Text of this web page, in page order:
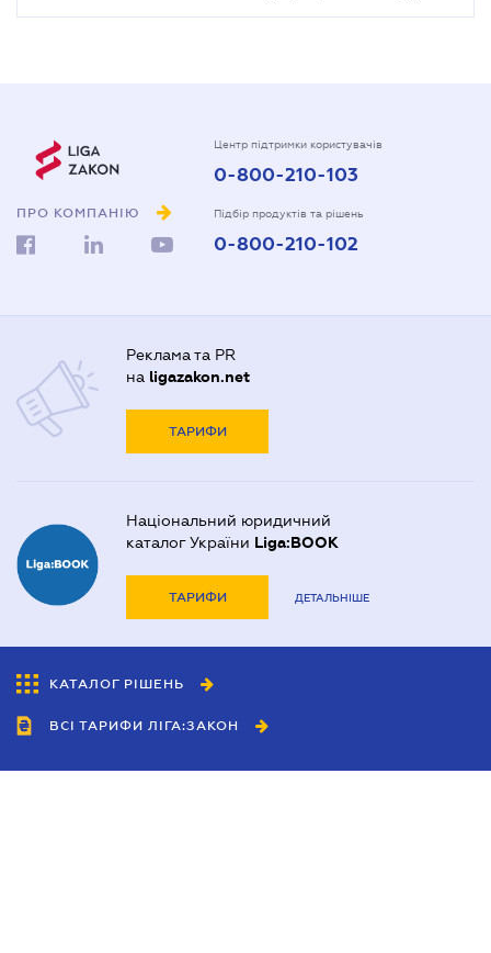
ПРО КОМПАНІЮ
Центр підтримки користувачів
0-800-210-103
Підбір продуктів та рішень
0-800-210-102
Реклама та PR
на ligazakon.net
ТАРИФИ
Національний юридичний
каталог України Liga:BOOK
ТАРИФИ ДЕТАЛЬНІШЕ
КАТАЛОГ РІШЕНЬ
ВСІ ТАРИФИ ЛІГА:ЗАКОН